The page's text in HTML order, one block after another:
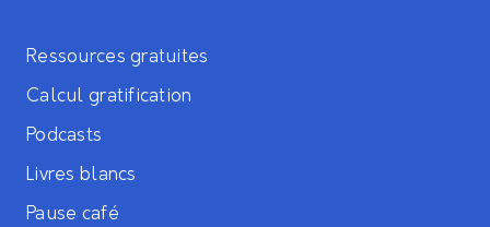
Ressources gratuites
Calcul gratification
Podcasts
Livres blancs
Pause café